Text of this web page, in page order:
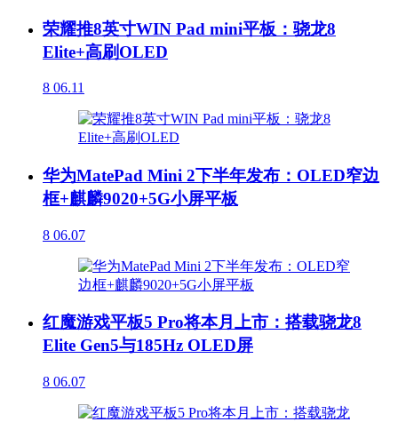
荣耀推8英寸WIN Pad mini平板：骁龙8
Elite+高刷OLED
8 06.11
华为MatePad Mini 2下半年发布：OLED窄边
框+麒麟9020+5G小屏平板
8 06.07
红魔游戏平板5 Pro将本月上市：搭载骁龙8
Elite Gen5与185Hz OLED屏
8 06.07